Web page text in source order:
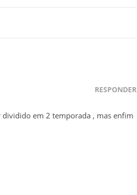
RESPONDER
dividido em 2 temporada , mas enfim